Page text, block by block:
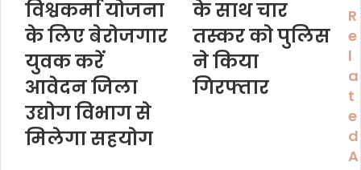
विश्वकर्मा योजना
के लिए बेरोजगार
युवक करें
आवेदन जिला
उद्योग विभाग से
मिलेगा सहयोग
के साथ चार
तस्कर को पुलिस
ने किया
गिरफ्तार
R
e
l
a
t
e
d
A